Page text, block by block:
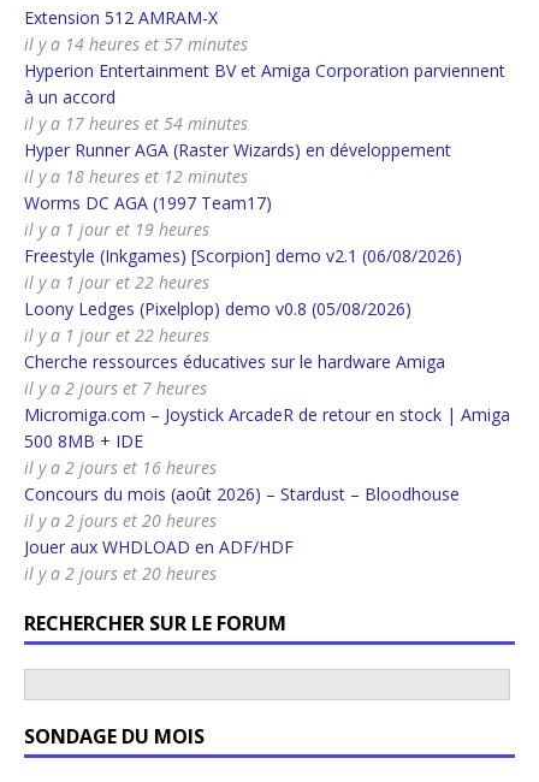
Extension 512 AMRAM-X
il y a 14 heures et 57 minutes
Hyperion Entertainment BV et Amiga Corporation parviennent
à un accord
il y a 17 heures et 54 minutes
Hyper Runner AGA (Raster Wizards) en développement
il y a 18 heures et 12 minutes
Worms DC AGA (1997 Team17)
il y a 1 jour et 19 heures
Freestyle (Inkgames) [Scorpion] demo v2.1 (06/08/2026)
il y a 1 jour et 22 heures
Loony Ledges (Pixelplop) demo v0.8 (05/08/2026)
il y a 1 jour et 22 heures
Cherche ressources éducatives sur le hardware Amiga
il y a 2 jours et 7 heures
Micromiga.com – Joystick ArcadeR de retour en stock | Amiga
500 8MB + IDE
il y a 2 jours et 16 heures
Concours du mois (août 2026) – Stardust – Bloodhouse
il y a 2 jours et 20 heures
Jouer aux WHDLOAD en ADF/HDF
il y a 2 jours et 20 heures
RECHERCHER SUR LE FORUM
SONDAGE DU MOIS